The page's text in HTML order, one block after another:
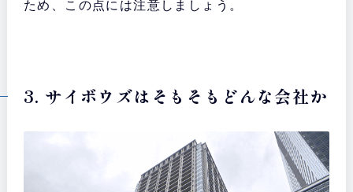
ため、この点には注意しましょう。
3. サイボウズはそもそもどんな会社か